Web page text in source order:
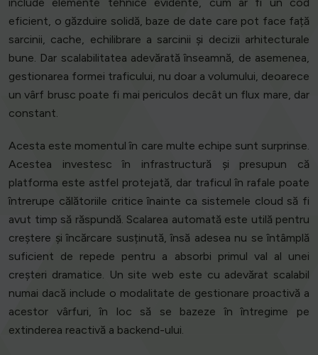
include elemente tehnice evidente, cum ar fi un cod
eficient, o găzduire solidă, baze de date care pot face față
sarcinii, cache, echilibrare a sarcinii și decizii arhitecturale
bune. Dar scalabilitatea adevărată înseamnă, de asemenea,
gestionarea formei traficului, nu doar a volumului, deoarece
un vârf brusc poate fi mai periculos decât un flux mare, dar
constant.
Acesta este momentul în care multe echipe sunt surprinse.
Acestea investesc în infrastructură și presupun că
platforma este astfel protejată, dar traficul în rafale poate
întrerupe călătoriile critice înainte ca sistemele cloud să fi
avut timp să răspundă. Scalarea automată este utilă pentru
creștere și încărcare susținută, însă adesea nu se întâmplă
suficient de repede pentru a absorbi primul val al unei
creșteri dramatice. Un site web este cu adevărat scalabil
numai dacă include o modalitate de gestionare proactivă a
acestor vârfuri, în loc să se bazeze în întregime pe
extinderea reactivă a backend-ului.